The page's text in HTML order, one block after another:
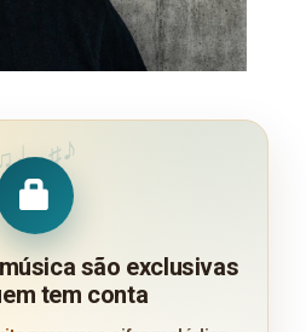
♩♯♪
são exclusivas
tem conta